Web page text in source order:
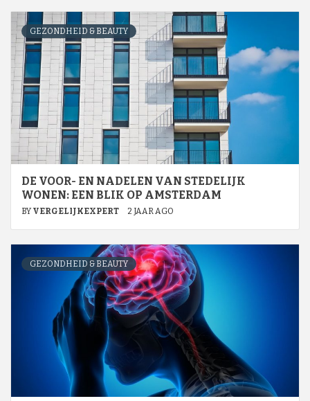
GEZONDHEID & BEAUTY
DE VOOR- EN NADELEN VAN STEDELIJK
WONEN: EEN BLIK OP AMSTERDAM
BY VERGELIJKEXPERT 2 JAAR AGO
GEZONDHEID & BEAUTY